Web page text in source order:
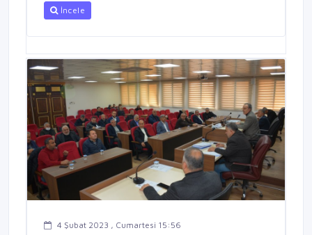
İncele
4 Şubat 2023 , Cumartesi 15:56